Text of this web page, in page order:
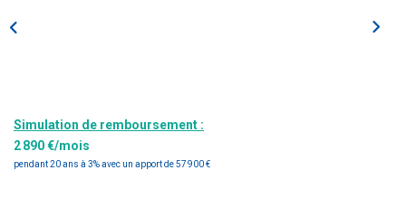
Qui Sommes-Nous ?
Nous Rejoindre
Simulation de remboursement :
2 890 €/mois
pendant 20 ans à 3% avec un apport de 57 900 €